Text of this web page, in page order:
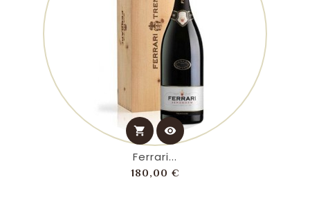
shopping_cart visibility
Ferrari...
180,00 €Prezzo